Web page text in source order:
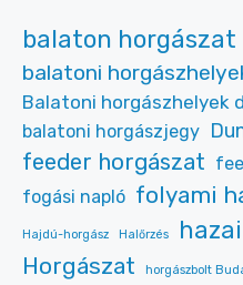
balaton horgászat
balatoni
Balatoni horgászhelyek
balatoni horgászjegy
feeder horgászat
fogási napló folyami
Hajdú-horgász Halőrzés
Horgászat horgászbolt